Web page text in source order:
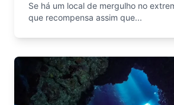
Se há um local de mergulho no
que recompensa assim que...